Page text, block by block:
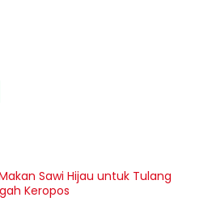
Sawi Hijau untuk Tulang
Keropos